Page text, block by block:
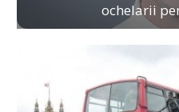
ochelarii